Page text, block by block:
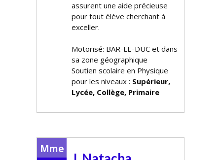
assurent une aide précieuse
pour tout élève cherchant à
exceller.
Motorisé: BAR-LE-DUC et dans
sa zone géographique
Soutien scolaire en Physique
pour les niveaux : Supérieur,
Lycée, Collège, Primaire
Mme